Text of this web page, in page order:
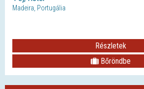
Madeira, Portugália
Részletek
Bőröndbe